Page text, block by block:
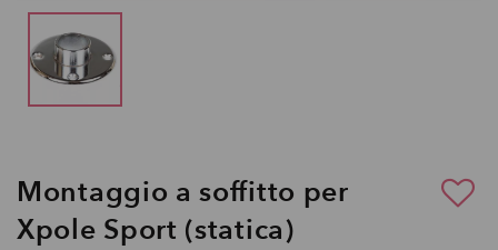
Montaggio a soffitto per
Xpole Sport (statica)